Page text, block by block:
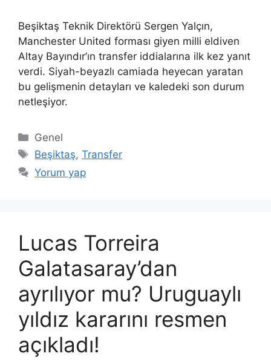
Beşiktaş Teknik Direktörü Sergen Yalçın,
Manchester United forması giyen milli eldiven
Altay Bayındır’ın transfer iddialarına ilk kez yanıt
verdi. Siyah-beyazlı camiada heyecan yaratan
bu gelişmenin detayları ve kaledeki son durum
netleşiyor.
Kategoriler
Genel
Etiketler
Beşiktaş,Transfer
Yorum yap
Lucas Torreira
Galatasaray’dan
ayrılıyor mu? Uruguaylı
yıldız kararını resmen
açıkladı!